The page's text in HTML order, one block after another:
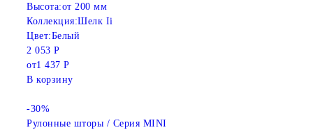
Высота:от 200 мм
Коллекция:Шелк Ii
Цвет:Белый
2 053 Р
от1 437 Р
В корзину
-30%
Рулонные шторы / Серия MINI